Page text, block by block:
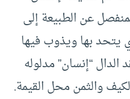
عن الطبيعة إلى
يتحد بها ويذوب فيها
الدال “إنسان” مدلوله
والثمن محل القيمة.